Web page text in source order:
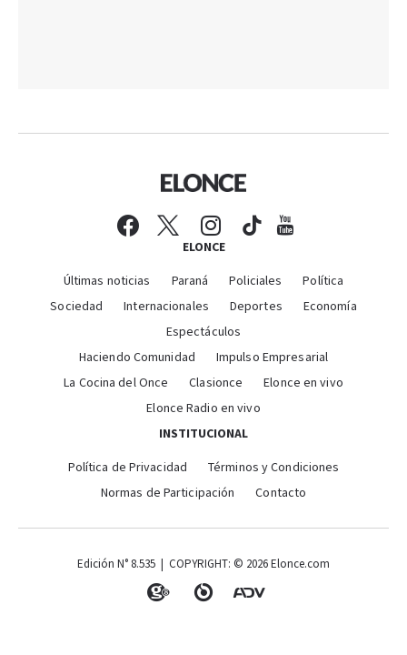
ELONCE
Últimas noticias Paraná Policiales
Política
Sociedad
Internacionales Deportes
Economía
Espectáculos
Haciendo Comunidad
Impulso Empresarial
La Cocina del Once
Clasionce
Elonce en vivo
Elonce Radio en vivo
INSTITUCIONAL
Política de Privacidad
Términos y Condiciones
Normas de Participación
Contacto
Edición N° 8.535 | COPYRIGHT: © 2026 Elonce.com